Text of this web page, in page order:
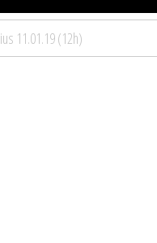
11.01.19 (12h)